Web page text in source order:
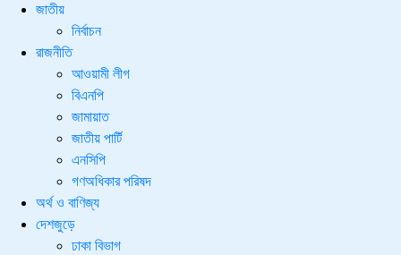
জাতীয়
নির্বাচন
রাজনীতি
আওয়ামী লীগ
বিএনপি
জামায়াত
জাতীয় পার্টি
এনসিপি
গণঅধিকার পরিষদ
অর্থ ও বাণিজ্য
দেশজুড়ে
ঢাকা বিভাগ